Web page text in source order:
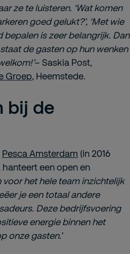
ze te luisteren. ‘Wat komen
goed gelukt?’, ‘Met wie
bepalen is zeer belangrijk. Dan
de gasten op hun wenken
– Saskia Post,
Groep, Heemstede.
bij de
Pesca Amsterdam (in 2016
een open en
voor het hele team inzichtelijk
je een totaal andere
Deze bedrijfsvoering
energie binnen het
onze gasten.’